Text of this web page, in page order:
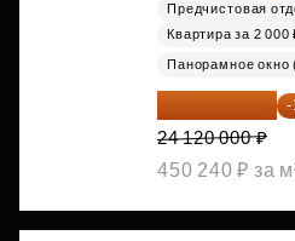
Предчистовая
Квартира за 2 000
Панорамное окно
20 260 800 ₽ -
24 120 000 ₽
450 240 ₽ за